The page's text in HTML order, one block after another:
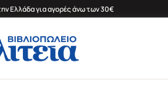
Ελλάδα για αγορές άνω των 30€